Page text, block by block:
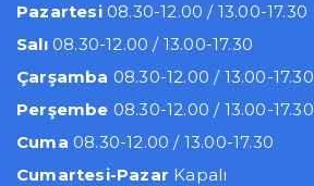
Pazartesi08.30-12.00 / 13.00-17.30
Salı08.30-12.00 / 13.00-17.30
Çarşamba 08.30-12.00 / 13.00-17.30
Perşembe 08.30-12.00 / 13.00-17.30
Cuma 08.30-12.00 / 13.00-17.30
Cumartesi-Pazar Kapalı